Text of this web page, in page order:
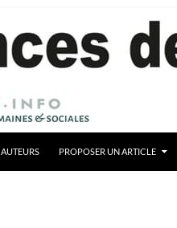
AUTEURS PROPOSER UN ARTICLE